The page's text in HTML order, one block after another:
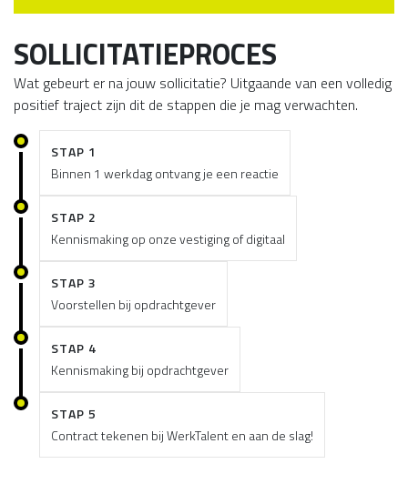
SOLLICITATIEPROCES
Wat gebeurt er na jouw sollicitatie? Uitgaande van een volledig
positief traject zijn dit de stappen die je mag verwachten.
STAP 1
Binnen 1 werkdag ontvang je een reactie
STAP 2
Kennismaking op onze vestiging of digitaal
STAP 3
Voorstellen bij opdrachtgever
STAP 4
Kennismaking bij opdrachtgever
STAP 5
Contract tekenen bij WerkTalent en aan de slag!